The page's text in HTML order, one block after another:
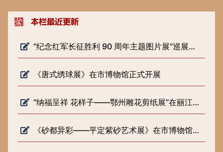
“纪念红军长征胜利 90 周年主题图片展”巡展预告
《唐式绣球展》在市博物馆正式开展
“纳福呈祥 花样子——鄂州雕花剪纸展”在丽江市博物院开展
《砂都异彩——平定紫砂艺术展》在市博物馆正式开展